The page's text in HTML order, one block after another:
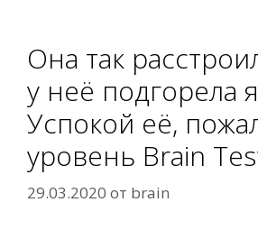
Она так
у неё подгорела
Успокой её,
уровень Brain
29.03.2020 от brain